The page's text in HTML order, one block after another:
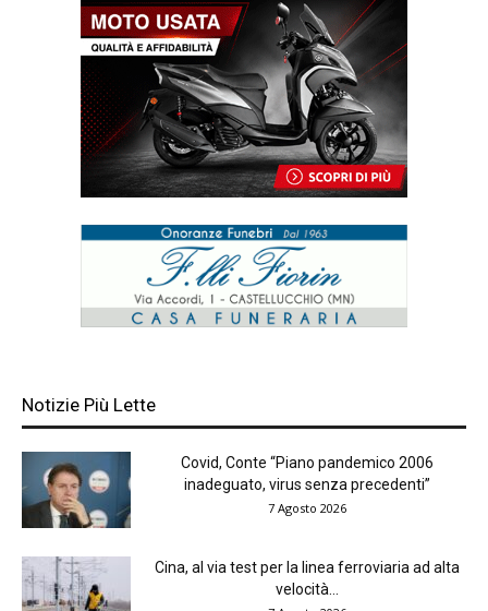
Notizie Più Lette
Covid, Conte “Piano pandemico 2006
inadeguato, virus senza precedenti”
7 Agosto 2026
Cina, al via test per la linea ferroviaria ad alta
velocità...